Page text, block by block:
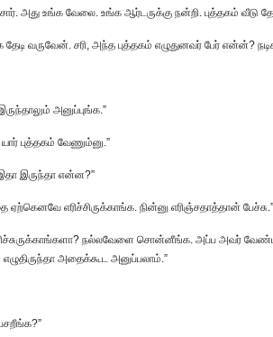
அது உங்க வேலை. உங்க ஆர்டருக்கு நன்றி. புத்தகம் வீடு
வருவேன். சரி, அந்த புத்தகம் எழுதுனவர் பேர் என்ன்?
அனுப்புங்க.”
புத்தகம் வேணும்னு.”
இதா இருந்தா என்ன?”
எரிச்சிருக்காங்க. நின்னு எரிஞ்சதாத்தான் பேச்சு.”
நல்லவேளை சொன்னீங்க. அப்ப அவர்
எழுதிருந்தா அதைக்கூட அனுப்பலாம்.”